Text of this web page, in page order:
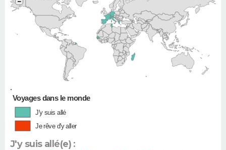
•
Voyages dans le monde
J'y suis allé
Je rêve d'y aller
J'y suis allé(e) :